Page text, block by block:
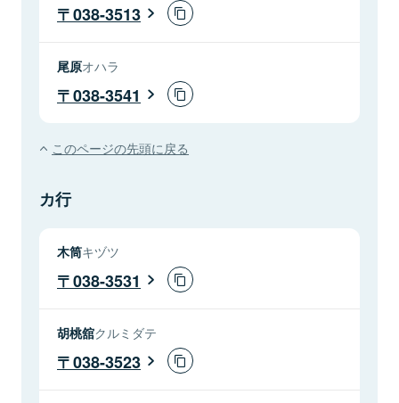
038-3513
尾原オハラ
038-3541
このページの先頭に戻る
カ行
木筒キヅツ
038-3531
胡桃舘クルミダテ
038-3523